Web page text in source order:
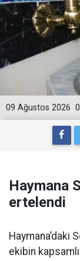
09 Ağustos 2026
Haymana
ertelendi
Haymana’daki
ekibin